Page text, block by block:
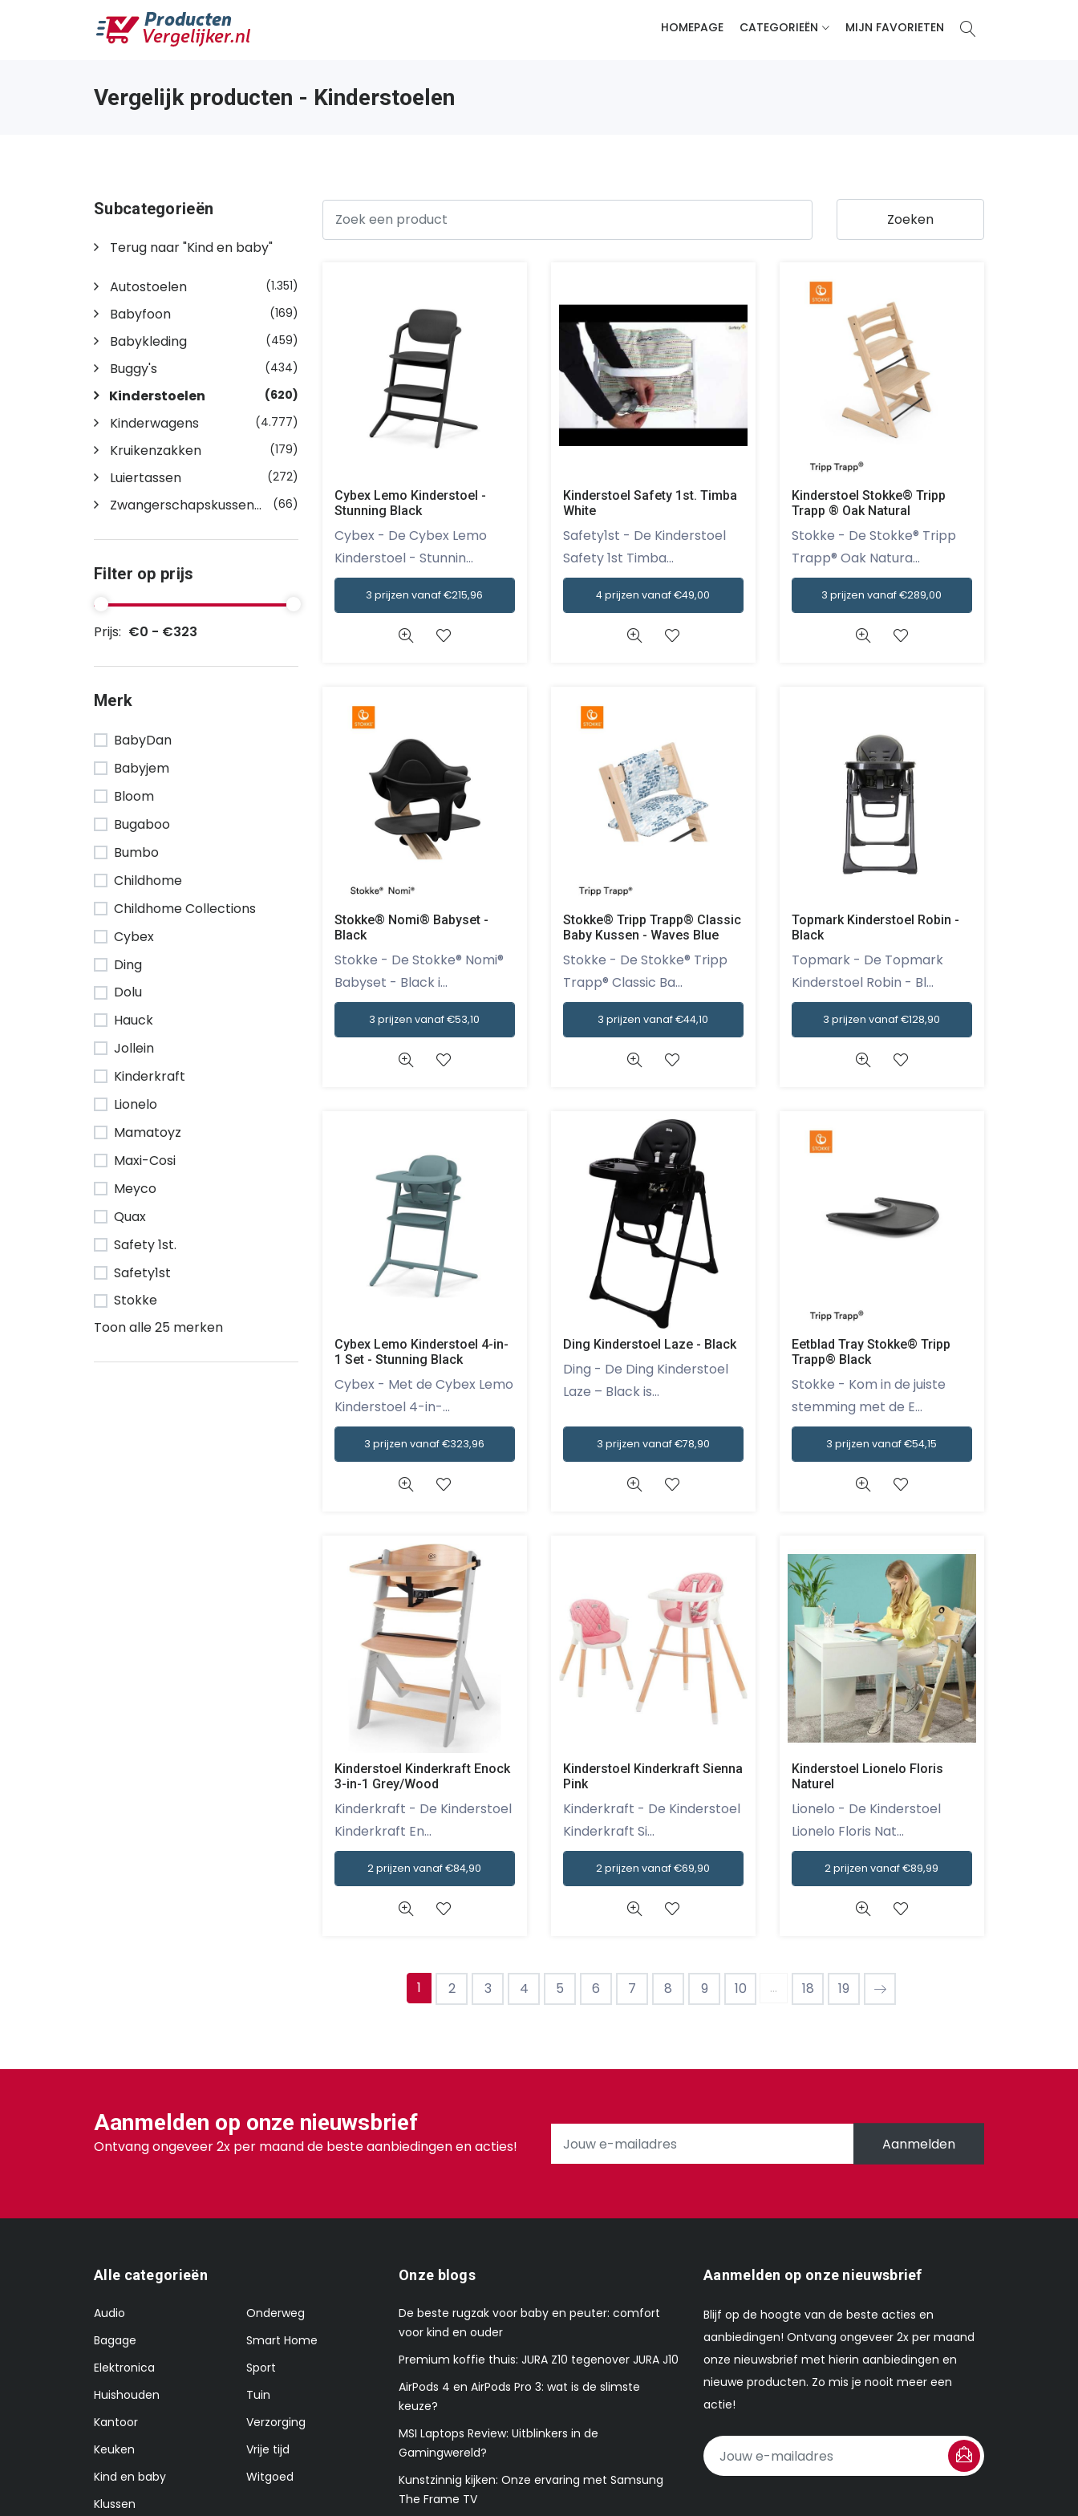
HOMEPAGE CATEGORIEËN MIJN FAVORIETEN
Vergelijk producten - Kinderstoelen
Cybex Lemo Kinderstoel -
Stunning Black
Cybex - De Cybex Lemo
Kinderstoel - Stunnin...
3 prijzen vanaf €215,96
Kinderstoel Safety 1st. Timba
White
Safety1st - De Kinderstoel
Safety 1st Timba...
4 prijzen vanaf €49,00
Kinderstoel Stokke® Tripp
Trapp ® Oak Natural
Stokke - De Stokke® Tripp
Trapp® Oak Natura...
3 prijzen vanaf €289,00
Stokke® Nomi® Babyset -
Black
Stokke - De Stokke® Nomi®
Babyset - Black i...
3 prijzen vanaf €53,10
Stokke® Tripp Trapp® Classic
Baby Kussen - Waves Blue
Stokke - De Stokke® Tripp
Trapp® Classic Ba...
3 prijzen vanaf €44,10
Topmark Kinderstoel Robin -
Black
Topmark - De Topmark
Kinderstoel Robin - Bl...
3 prijzen vanaf €128,90
Cybex Lemo Kinderstoel 4-in-
1 Set - Stunning Black
Cybex - Met de Cybex Lemo
Kinderstoel 4-in-...
3 prijzen vanaf €323,96
Ding Kinderstoel Laze - Black
Ding - De Ding Kinderstoel
Laze – Black is...
3 prijzen vanaf €78,90
Eetblad Tray Stokke® Tripp
Trapp® Black
Stokke - Kom in de juiste
stemming met de E...
3 prijzen vanaf €54,15
Kinderstoel Kinderkraft Enock
3-in-1 Grey/Wood
Kinderkraft - De Kinderstoel
Kinderkraft En...
2 prijzen vanaf €84,90
Kinderstoel Kinderkraft Sienna
Pink
Kinderkraft - De Kinderstoel
Kinderkraft Si...
2 prijzen vanaf €69,90
Kinderstoel Lionelo Floris
Naturel
Lionelo - De Kinderstoel
Lionelo Floris Nat...
2 prijzen vanaf €89,99
1 2 3 4 5 6 7 8 9 10 ... 18 19
Subcategorieën
Terug naar "Kind en baby"
Autostoelen (1.351)
Babyfoon (169)
Babykleding (459)
Buggy's (434)
Kinderstoelen (620)
Kinderwagens (4.777)
Kruikenzakken (179)
Luiertassen (272)
Zwangerschapskussen... (66)
Filter op prijs
Prijs: €0 - €323
Merk
BabyDan
Babyjem
Bloom
Bugaboo
Bumbo
Childhome
Childhome Collections
Cybex
Ding
Dolu
Hauck
Jollein
Kinderkraft
Lionelo
Mamatoyz
Maxi-Cosi
Meyco
Quax
Safety 1st.
Safety1st
Stokke
Toon alle 25 merken
Aanmelden op onze nieuwsbrief
Ontvang ongeveer 2x per maand de beste aanbiedingen en acties! Aanmelden
Alle categorieën
Audio
Bagage
Elektronica
Huishouden
Kantoor
Keuken
Kind en baby
Klussen
Onderweg
Smart Home
Sport
Tuin
Verzorging
Vrije tijd
Witgoed
Onze blogs
De beste rugzak voor baby en peuter: comfort
voor kind en ouder
Premium koffie thuis: JURA Z10 tegenover JURA J10
AirPods 4 en AirPods Pro 3: wat is de slimste
keuze?
MSI Laptops Review: Uitblinkers in de
Gamingwereld?
Kunstzinnig kijken: Onze ervaring met Samsung
The Frame TV
Aanmelden op onze nieuwsbrief
Blijf op de hoogte van de beste acties en
aanbiedingen! Ontvang ongeveer 2x per maand
onze nieuwsbrief met hierin aanbiedingen en
nieuwe producten. Zo mis je nooit meer een
actie!